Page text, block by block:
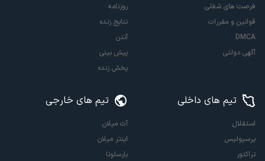
فرصت های شغلی
قوانین و مقررات
DMCA
آگهی دولتی
روزنامه
نتایج زنده
آنتن
پیش بینی
پخش زنده
تیم های داخلی
استقلال
پرسپولیس
تراکتور
تیم های خارجی
آث میلان
اینتر میلان
بارسلونا